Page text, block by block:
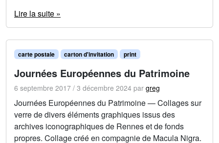
Lire la suite »
carte postale carton d'invitation print
Journées Européennes du Patrimoine
6 septembre 2017 / 3 décembre 2024 par greg
Journées Européennes du Patrimoine — Collages sur
verre de divers éléments graphiques issus des
archives iconographiques de Rennes et de fonds
propres. Collage créé en compagnie de Macula Nigra.